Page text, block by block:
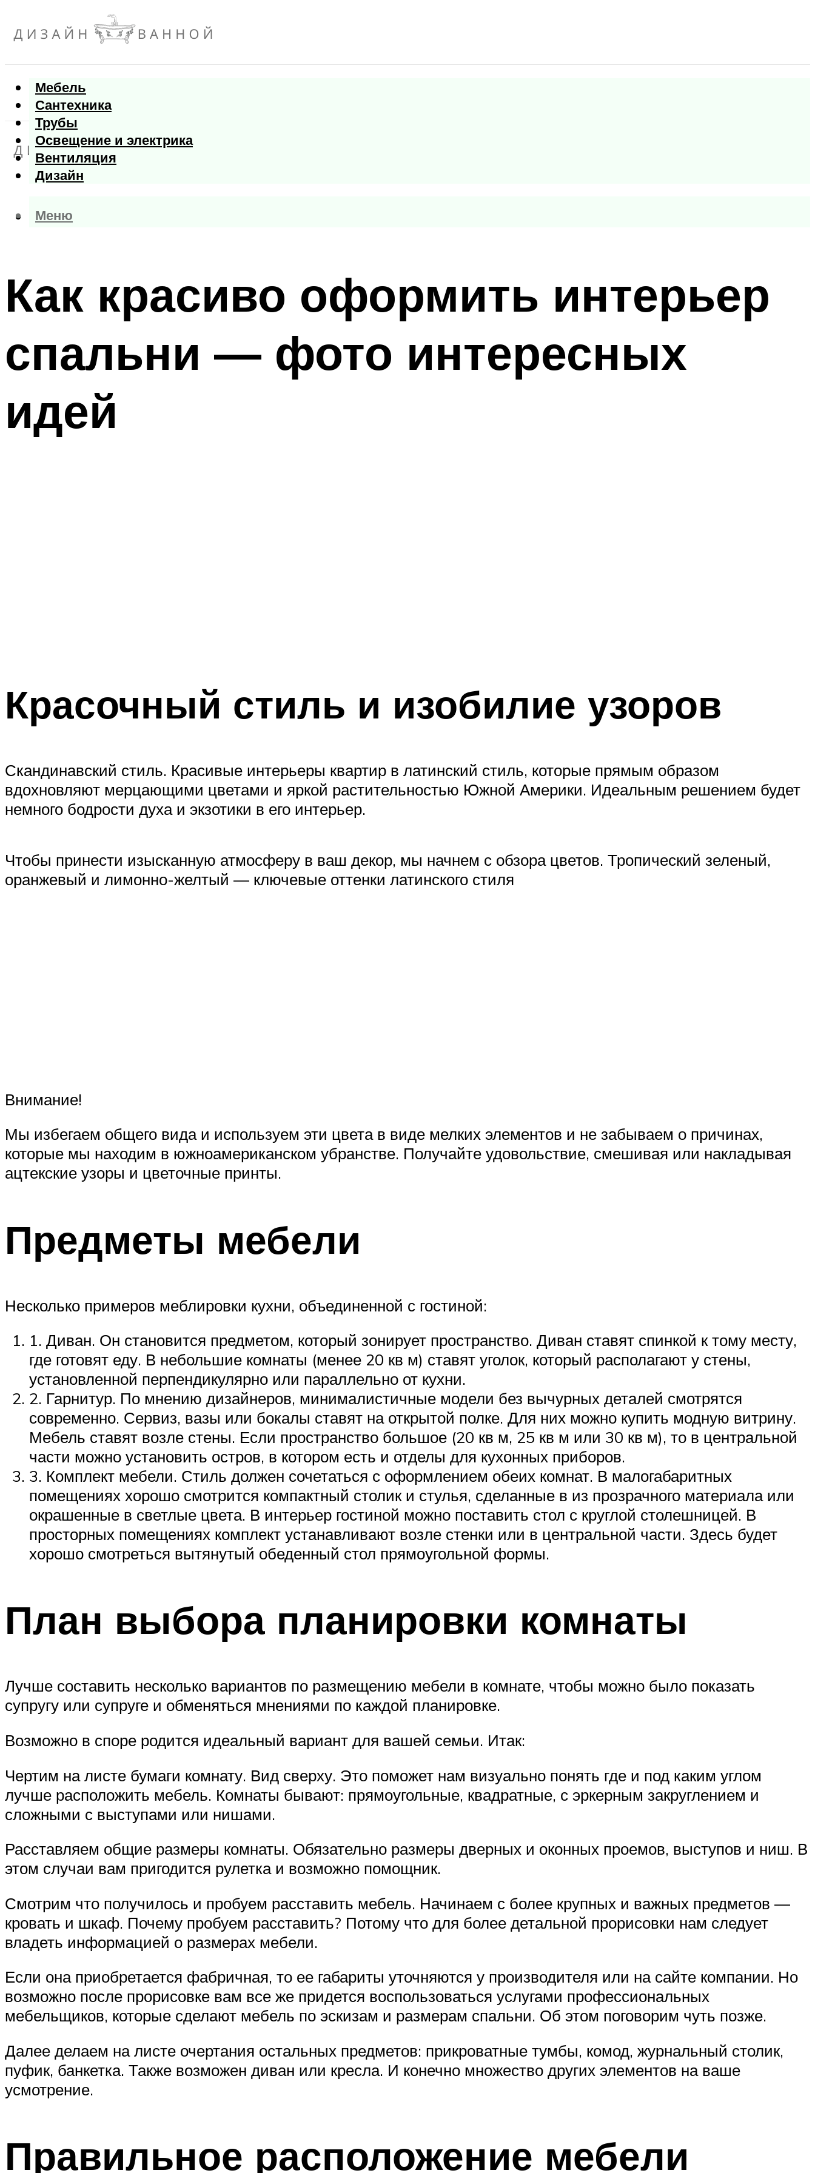
Мебель
Сантехника
Трубы
Освещение и электрика
Вентиляция
Дизайн
Меню
Меню
Как красиво оформить интерьер
спальни — фото интересных
идей
Красочный стиль и изобилие узоров
Скандинавский стиль. Красивые интерьеры квартир в латинский стиль, которые прямым образом
вдохновляют мерцающими цветами и яркой растительностью Южной Америки. Идеальным решением будет
немного бодрости духа и экзотики в его интерьер.
Чтобы принести изысканную атмосферу в ваш декор, мы начнем с обзора цветов. Тропический зеленый,
оранжевый и лимонно-желтый — ключевые оттенки латинского стиля
Внимание!
Мы избегаем общего вида и используем эти цвета в виде мелких элементов и не забываем о причинах,
которые мы находим в южноамериканском убранстве. Получайте удовольствие, смешивая или накладывая
ацтекские узоры и цветочные принты.
Предметы мебели
Несколько примеров меблировки кухни, объединенной с гостиной:
1. Диван. Он становится предметом, который зонирует пространство. Диван ставят спинкой к тому месту,
где готовят еду. В небольшие комнаты (менее 20 кв м) ставят уголок, который располагают у стены,
установленной перпендикулярно или параллельно от кухни.
2. Гарнитур. По мнению дизайнеров, минималистичные модели без вычурных деталей смотрятся
современно. Сервиз, вазы или бокалы ставят на открытой полке. Для них можно купить модную витрину.
Мебель ставят возле стены. Если пространство большое (20 кв м, 25 кв м или 30 кв м), то в центральной
части можно установить остров, в котором есть и отделы для кухонных приборов.
3. Комплект мебели. Стиль должен сочетаться с оформлением обеих комнат. В малогабаритных
помещениях хорошо смотрится компактный столик и стулья, сделанные в из прозрачного материала или
окрашенные в светлые цвета. В интерьер гостиной можно поставить стол с круглой столешницей. В
просторных помещениях комплект устанавливают возле стенки или в центральной части. Здесь будет
хорошо смотреться вытянутый обеденный стол прямоугольной формы.
План выбора планировки комнаты
Лучше составить несколько вариантов по размещению мебели в комнате, чтобы можно было показать
супругу или супруге и обменяться мнениями по каждой планировке.
Возможно в споре родится идеальный вариант для вашей семьи. Итак:
Чертим на листе бумаги комнату. Вид сверху. Это поможет нам визуально понять где и под каким углом
лучше расположить мебель. Комнаты бывают: прямоугольные, квадратные, с эркерным закруглением и
сложными с выступами или нишами.
Расставляем общие размеры комнаты. Обязательно размеры дверных и оконных проемов, выступов и ниш. В
этом случаи вам пригодится рулетка и возможно помощник.
Смотрим что получилось и пробуем расставить мебель. Начинаем с более крупных и важных предметов —
кровать и шкаф. Почему пробуем расставить? Потому что для более детальной прорисовки нам следует
владеть информацией о размерах мебели.
Если она приобретается фабричная, то ее габариты уточняются у производителя или на сайте компании. Но
возможно после прорисовке вам все же придется воспользоваться услугами профессиональных
мебельщиков, которые сделают мебель по эскизам и размерам спальни. Об этом поговорим чуть позже.
Далее делаем на листе очертания остальных предметов: прикроватные тумбы, комод, журнальный столик,
пуфик, банкетка. Также возможен диван или кресла. И конечно множество других элементов на ваше
усмотрение.
Правильное расположение мебели